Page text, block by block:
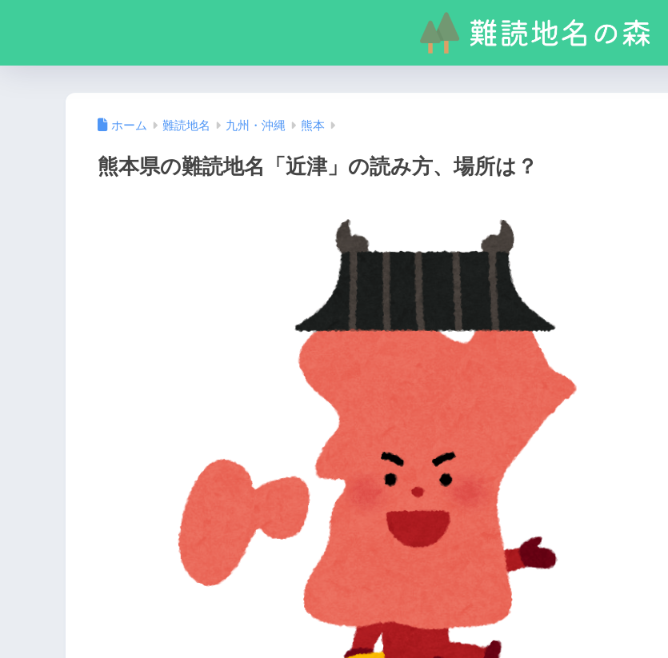
ホーム 難読地名 九州・沖縄 熊本
熊本県の難読地名「近津」の読み方、場所は？